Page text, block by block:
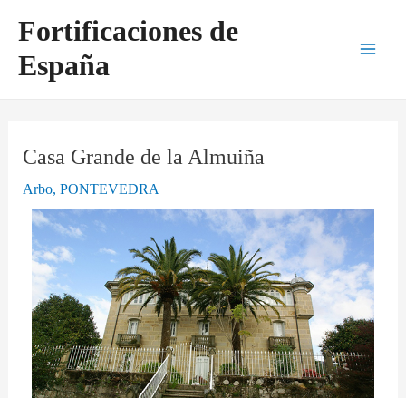
contenido
Fortificaciones de
España
Casa Grande de la Almuiña
Arbo,PONTEVEDRA
de
entradas